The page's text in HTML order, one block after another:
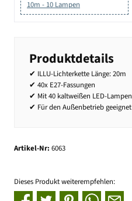
10m - 10 Lampen
Produktdetails
✔ ILLU-Lichterkette Länge: 20m
✔ 40x E27-Fassungen
✔ Mit 40 kaltweißen LED-Lampen
✔ Für den Außenbetrieb geeignet
Artikel-Nr: 6063
Dieses Produkt weiterempfehlen: